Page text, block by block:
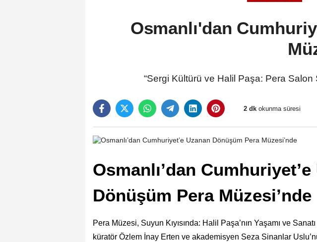
Osmanlı'dan
“Sergi Kültürü ve Halil Paşa: Pera
2 dk okunma süresi
Osmanlı’dan
Dönüşüm Pera Müzesi’nde
Pera Müzesi, Suyun Kıyısında: Halil Paşa’nın Yaşamı ve
küratör Özlem İnay Erten ve akademisyen Seza Sinanlar